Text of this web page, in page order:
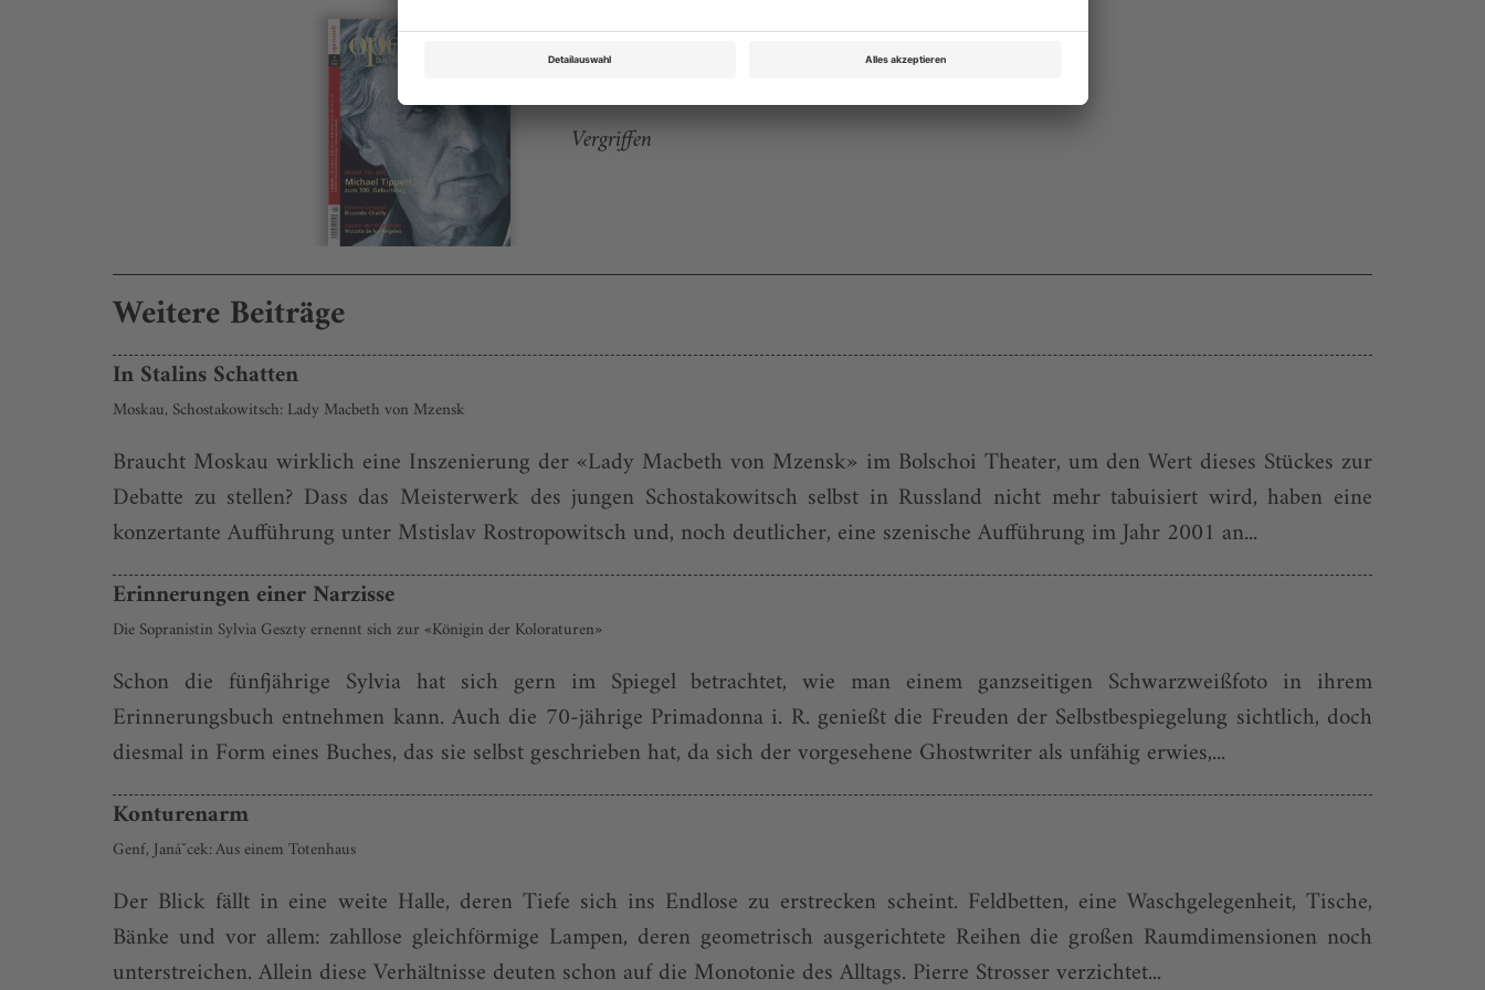
Rubrik: Kurz berichtet, Seite 54
Vergriffen
Weitere Beiträge
In Stalins Schatten
Moskau, Schostakowitsch: Lady Macbeth von Mzensk
Braucht Moskau wirklich eine Inszenierung der «Lady Macbeth von Mzensk» im Bolschoi Theater, um den Wert dieses Stückes zur
Debatte zu stellen? Dass das Meisterwerk des jungen Schostakowitsch selbst in Russ­land nicht mehr tabuisiert wird, haben eine
konzertante Aufführung unter Mstislav Rostropowitsch und, noch deutlicher, eine szenische Aufführung im Jahr 2001 an...
Erinnerungen einer Narzisse
Die Sopranistin Sylvia Geszty ernennt sich zur «Königin der Koloraturen»
Schon die fünfjährige Sylvia hat sich gern im Spiegel betrachtet, wie man einem ganzseitigen Schwarzweißfoto in ihrem
Erinnerungsbuch entnehmen kann. Auch die 70-jährige Primadonna i. R. genießt die Freuden der Selbstbespiegelung sichtlich, doch
diesmal in Form eines Buches, das sie selbst geschrieben hat, da sich der vorgesehene Ghostwriter als unfähig erwies,...
Konturenarm
Genf, Janáˇcek: Aus einem Totenhaus
Der Blick fällt in eine weite Halle, deren Tiefe sich ins Endlose zu erstrecken scheint. Feldbetten, eine Waschgelegenheit, Tische,
Bänke und vor allem: zahllose gleichförmige Lampen, deren geometrisch ausgerichtete Reihen die großen Raumdimensionen noch
unterstreichen. Allein diese Verhältnisse deuten schon auf die Monotonie des Alltags. Pierre Strosser verzichtet...